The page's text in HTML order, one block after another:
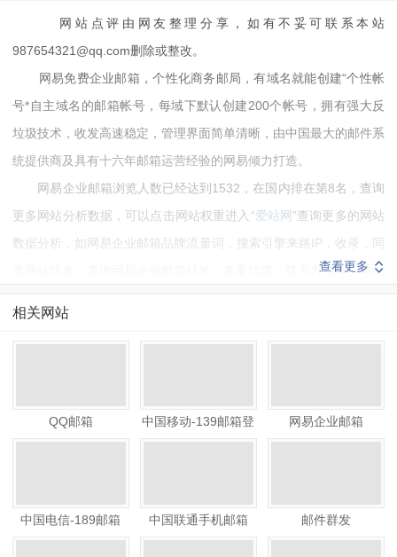
网站点评由网友整理分享，如有不妥可联系本站
987654321@qq.com删除或整改。
网易免费企业邮箱，个性化商务邮局，有域名就能创建“个性帐
号*自主域名的邮箱帐号，每域下默认创建200个帐号，拥有强大反
垃圾技术，收发高速稳定，管理界面简单清晰，由中国最大的邮件系
统提供商及具有十六年邮箱运营经验的网易倾力打造。
网易企业邮箱浏览人数已经达到1532，在国内排在第8名，查询
更多网站分析数据，可以点击网站权重进入“爱站网 ”查询更多的网站
数据分析，如网易企业邮箱品牌流量词，搜索引擎来路IP，收录，同
类网站排名，查询网易企业邮箱站长，备案信息，联系方式等。本站
查看更多
相关网站
QQ邮箱
中国移动-139邮箱登
网易企业邮箱
中国电信-189邮箱 中国联通手机邮箱 邮件群发